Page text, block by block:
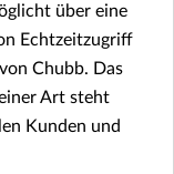
über eine
Echtzeitzugriff
Chubb. Das
Art steht
Kunden und